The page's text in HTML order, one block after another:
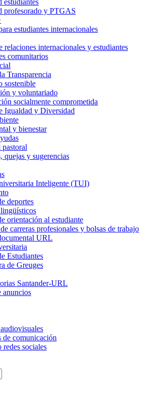
profesorado y PTGAS
estudiantes internacionales
relaciones internacionales y estudiantes
comunitarios
Transparencia
sostenible
y voluntariado
socialmente comprometida
Igualdad y Diversidad
y bienestar
quejas y sugerencias
Inteligente (TUI)
deportes
orientación al estudiante
carreras profesionales y bolsas de trabajo
URL
Estudiantes
de Greuges
Santander-URL
anuncios
de comunicación
sociales